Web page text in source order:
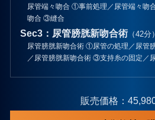
尿管端々吻合 ①事前処理／尿管端々吻
吻合 ③縫合
Sec3：尿管膀胱新吻合術（42分）
尿管膀胱新吻合術 ①尿管の処理／尿管
／尿管膀胱新吻合術 ③支持糸の固定／
販売価格：